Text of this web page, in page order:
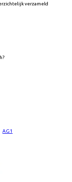
verzameld
AG1